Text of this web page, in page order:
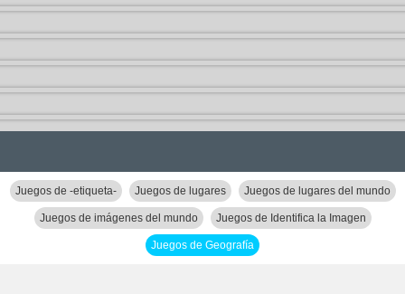
Juegos de -etiqueta- Juegos de lugares Juegos de lugares del mundo
Juegos de imágenes del mundo Juegos de Identifica la Imagen
Juegos de Geografía